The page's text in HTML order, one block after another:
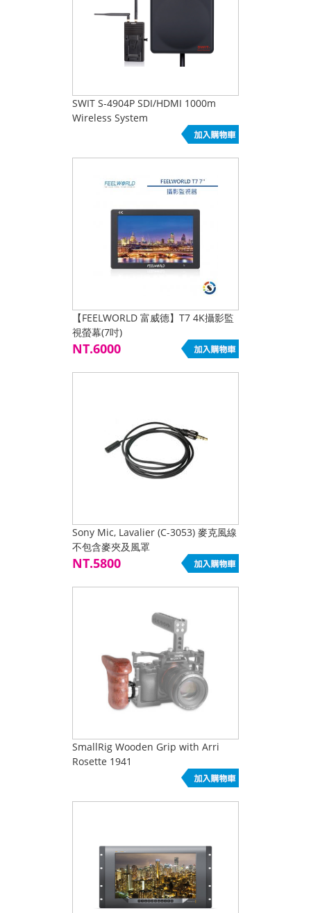
SWIT S-4904P SDI/HDMI 1000m
Wireless System
【FEELWORLD 富威德】T7 4K攝影監
視螢幕(7吋)
NT.6000
Sony Mic, Lavalier (C-3053) 麥克風線
不包含麥夾及風罩
NT.5800
SmallRig Wooden Grip with Arri
Rosette 1941